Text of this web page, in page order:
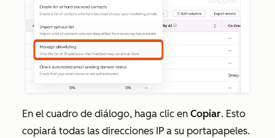
En el cuadro de diálogo, haga clic en Copiar. Esto
copiará todas las direcciones IP a su portapapeles.